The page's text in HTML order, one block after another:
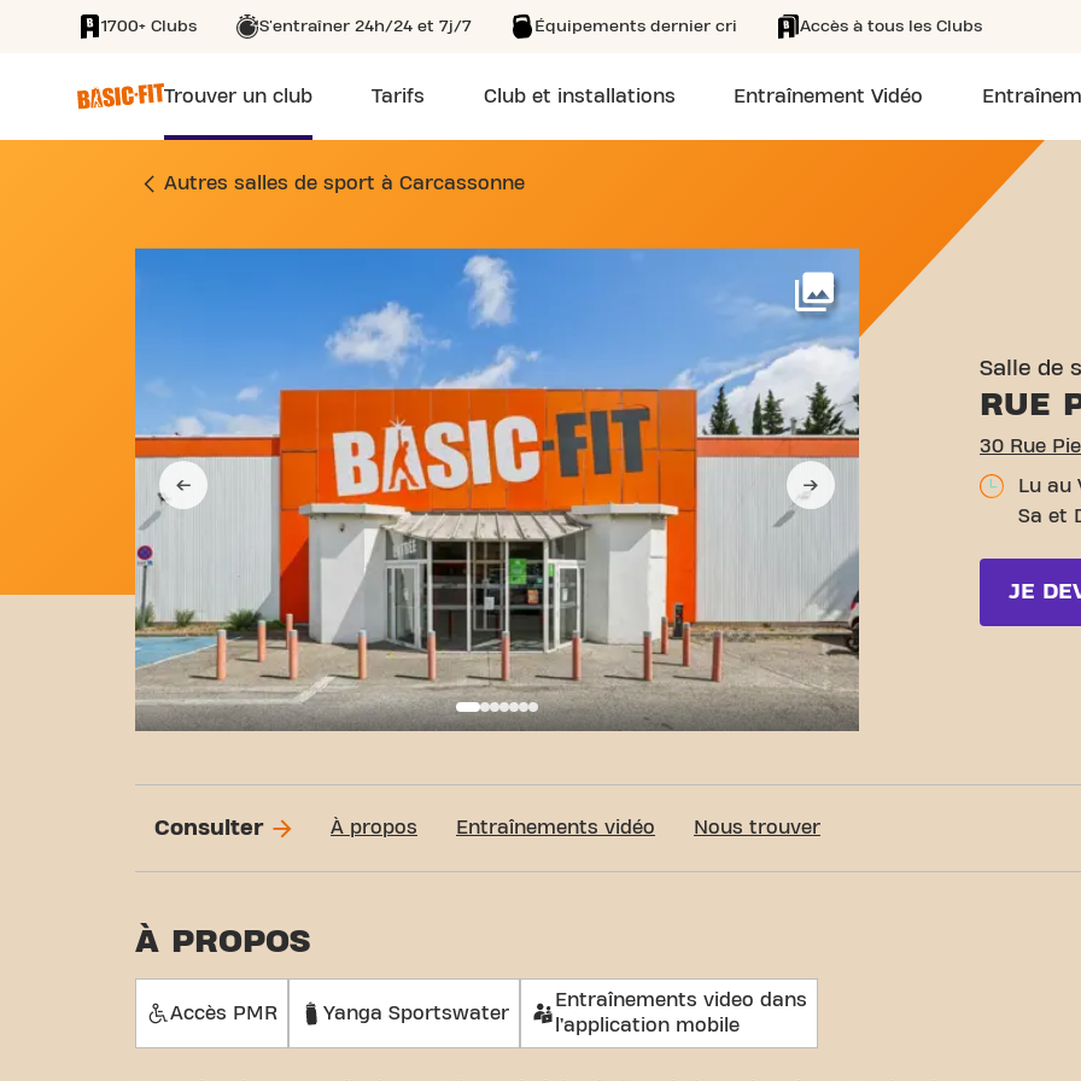
SKIP TO MAIN CONTENT
1700+ Clubs S'entraîner 24h/24 et 7j/7 Équipements dernier cri Accès à tous les Clubs
Trouver un club Tarifs Club et installations Entraînement Vidéo
SALLE DE SPORT 30 RUE PIERRE CAMPAS
Autres salles de sport à Carcassonne
Voir plus
Salle de
RUE
30 Rue
Lu au
Sa et
JE
Consulter À propos Entraînements vidéo Nous trouver
À PROPOS
Accès PMR Yanga Sportswater
Entraînements video dans
l’application mobile